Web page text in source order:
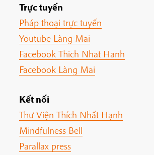
Trực tuyến
Pháp thoại trực tuyến
Youtube Làng Mai
Facebook Thich Nhat Hanh
Facebook Làng Mai
Kết nối
Thư Viện Thích Nhất Hạnh
Mindfulness Bell
Parallax press